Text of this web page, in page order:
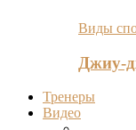
Виды
Джиу-
Тренеры
Видео